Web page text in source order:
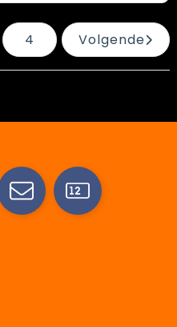
4 Volgende